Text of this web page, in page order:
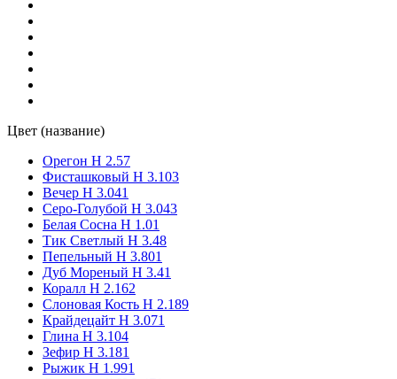
Цвет (название)
Орегон Н 2.57
Фисташковый Н 3.103
Вечер Н 3.041
Серо-Голубой H 3.043
Белая Сосна Н 1.01
Тик Светлый Н 3.48
Пепельный H 3.801
Дуб Мореный Н 3.41
Коралл Н 2.162
Слоновая Кость Н 2.189
Крайдецайт Н 3.071
Глина Н 3.104
Зефир Н 3.181
Рыжик H 1.991